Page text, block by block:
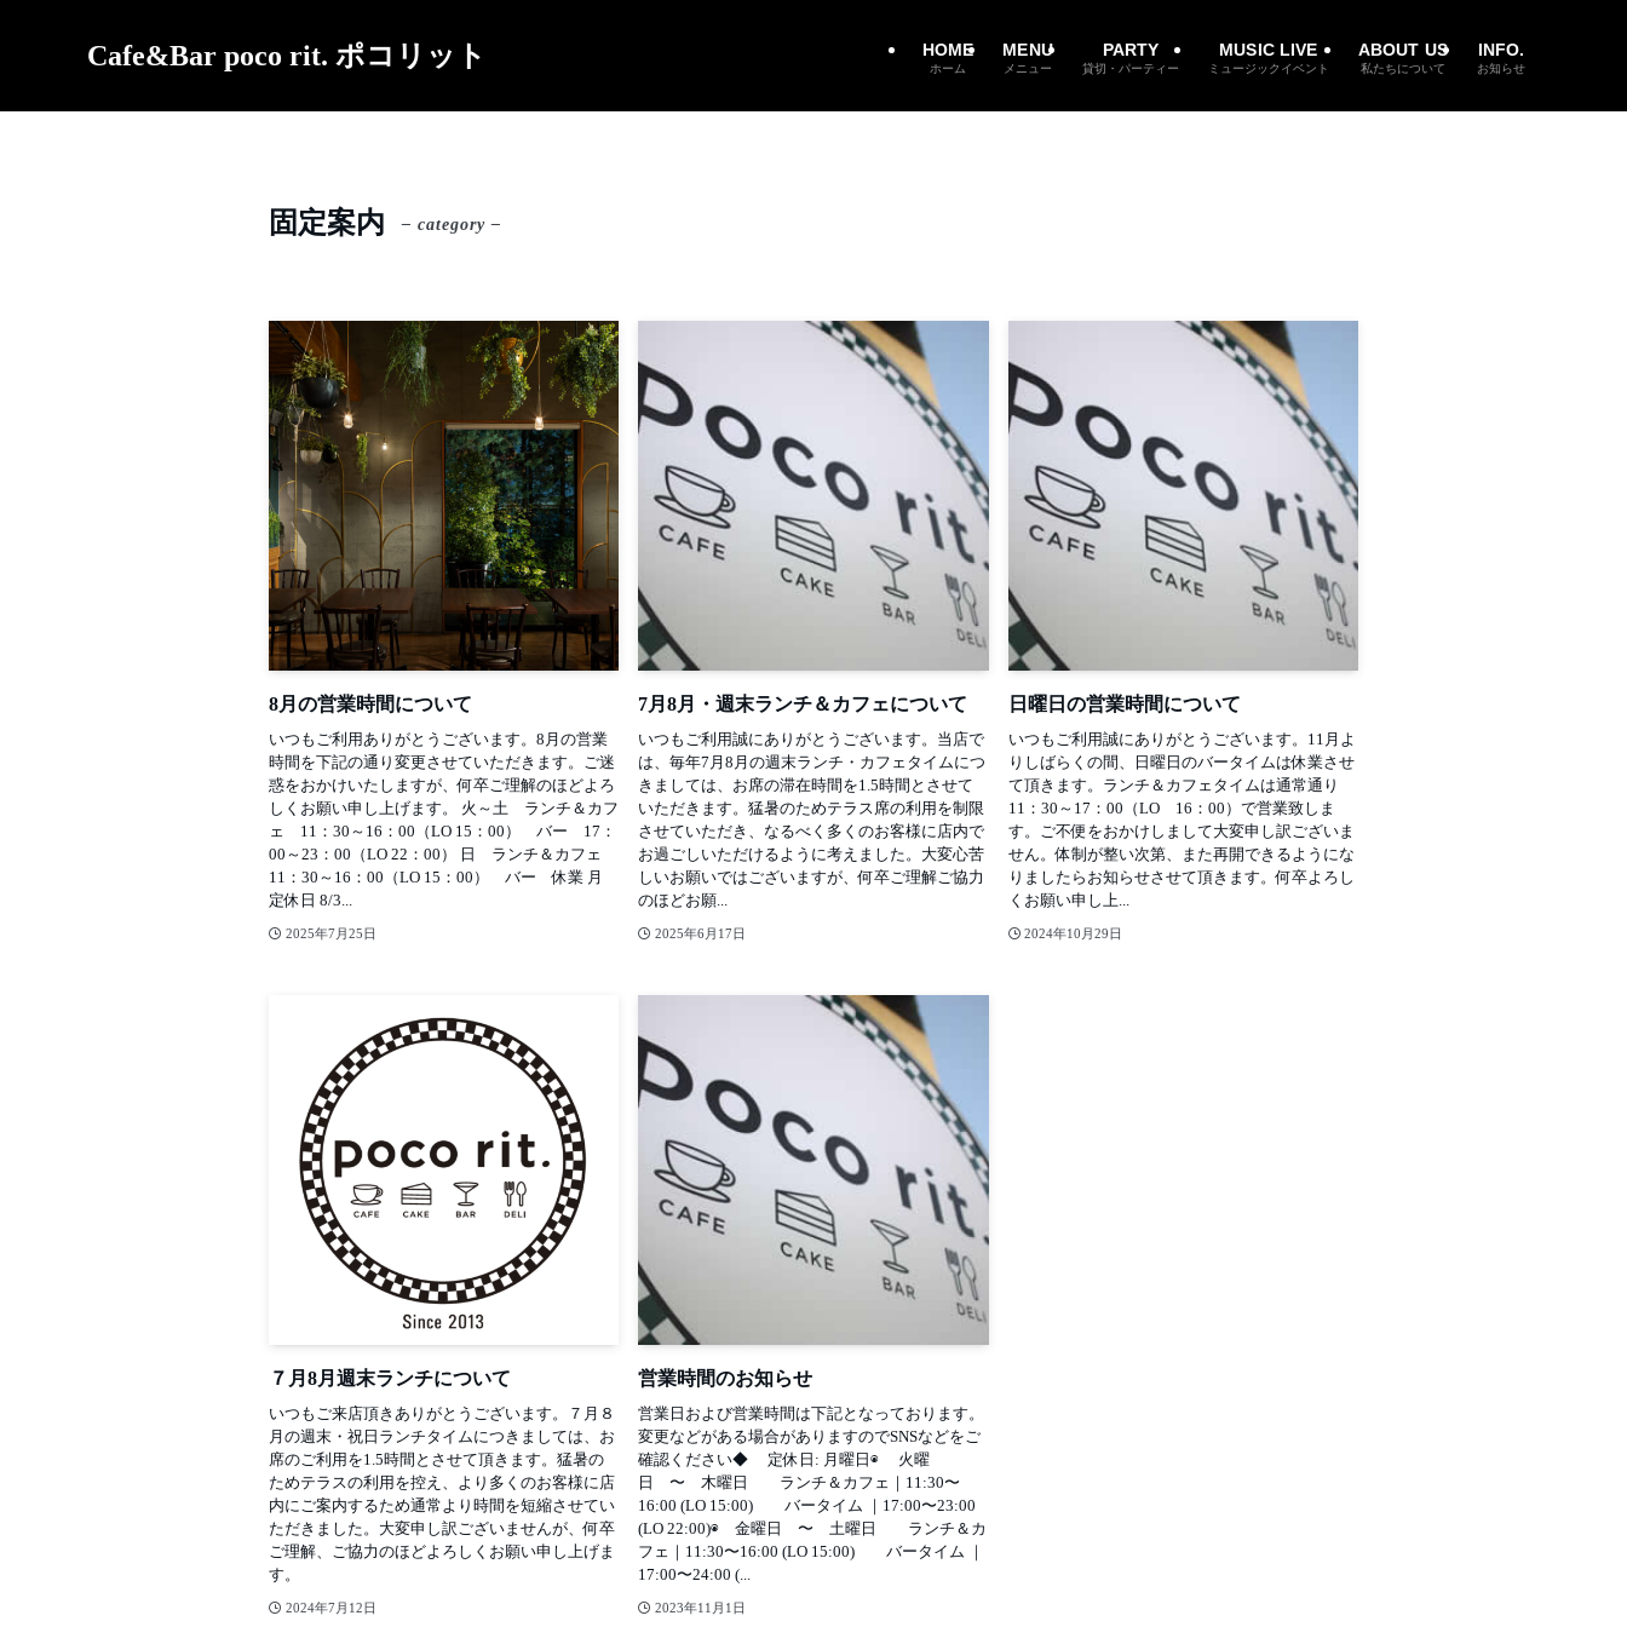
Cafe&Bar poco rit. ポコリット HOME
ホーム
MENU
メニュー
PARTY
貸切・パーティー
MUSIC LIVE
ミュージックイベント
ABOUT US
私たちについて
INFO.
お知らせ
固定案内 – category –
8月の営業時間について
いつもご利用ありがとうございます。8月の営業
時間を下記の通り変更させていただきます。ご迷
惑をおかけいたしますが、何卒ご理解のほどよろ
しくお願い申し上げます。 火～土 ランチ＆カフ
ェ 11：30～16：00（LO 15：00） バー 17：
00～23：00（LO 22：00） 日 ランチ＆カフェ
11：30～16：00（LO 15：00） バー 休業 月
定休日 8/3...
2025年7月25日
7月8月・週末ランチ＆カフェについて
いつもご利用誠にありがとうございます。当店で
は、毎年7月8月の週末ランチ・カフェタイムにつ
きましては、お席の滞在時間を1.5時間とさせて
いただきます。猛暑のためテラス席の利用を制限
させていただき、なるべく多くのお客様に店内で
お過ごしいただけるように考えました。大変心苦
しいお願いではございますが、何卒ご理解ご協力
のほどお願...
2025年6月17日
日曜日の営業時間について
いつもご利用誠にありがとうございます。11月よ
りしばらくの間、日曜日のバータイムは休業させ
て頂きます。ランチ＆カフェタイムは通常通り
11：30～17：00（LO 16：00）で営業致しま
す。ご不便をおかけしまして大変申し訳ございま
せん。体制が整い次第、また再開できるようにな
りましたらお知らせさせて頂きます。何卒よろし
くお願い申し上...
2024年10月29日
７月8月週末ランチについて
いつもご来店頂きありがとうございます。７月８
月の週末・祝日ランチタイムにつきましては、お
席のご利用を1.5時間とさせて頂きます。猛暑の
ためテラスの利用を控え、より多くのお客様に店
内にご案内するため通常より時間を短縮させてい
ただきました。大変申し訳ございませんが、何卒
ご理解、ご協力のほどよろしくお願い申し上げま
す。
2024年7月12日
営業時間のお知らせ
営業日および営業時間は下記となっております。
変更などがある場合がありますのでSNSなどをご
確認ください◆ 定休日: 月曜日◉ 火曜
日 〜 木曜日 ランチ＆カフェ｜11:30〜
16:00 (LO 15:00) バータイム ｜17:00〜23:00
(LO 22:00)◉ 金曜日 〜 土曜日 ランチ＆カ
フェ｜11:30〜16:00 (LO 15:00) バータイム ｜
17:00〜24:00 (...
2023年11月1日